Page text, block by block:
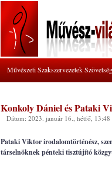
Művészeti Szakszervezetek
Konkoly Dániel és Pataki
Dátum: 2023. január 16., hétfő, 13:48
Pataki Viktor irodalomtörténész,
társelnöknek pénteki tisztújító